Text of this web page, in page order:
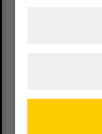
(Beifall bei der